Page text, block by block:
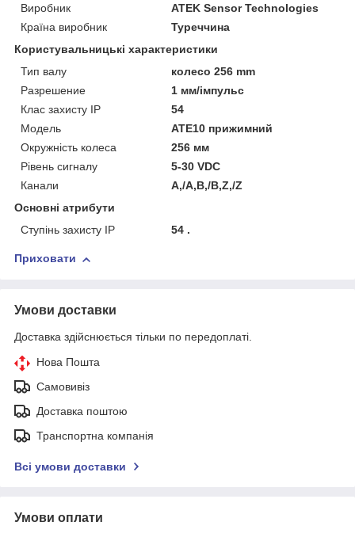
Виробник
ATEK Sensor Technologies
Країна виробник
Туреччина
Користувальницькі характеристики
Тип валу
колесо 256 mm
Разрешение
1 мм/імпульс
Клас захисту ІР
54
Мoдель
ATE10 прижимний
Окружність колеса
256 мм
Рівень сигналу
5-30 VDC
Канали
A,/A,B,/B,Z,/Z
Основні атрибути
Ступінь захисту IP
54 .
Приховати
Умови доставки
Доставка здійснюється тільки по передоплаті.
Нова Пошта
Самовивіз
Доставка поштою
Транспортна компанія
Всі умови доставки
Умови оплати